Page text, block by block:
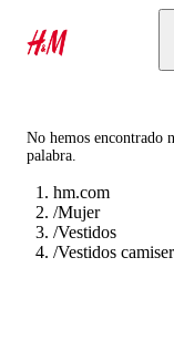
No hemos encontrado
palabra.
hm.com
/Mujer
/Vestidos
/Vestidos